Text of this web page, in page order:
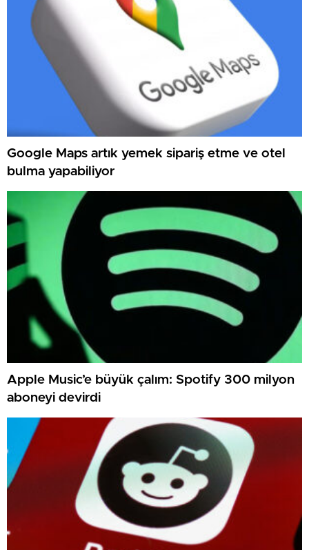
Google Maps artık yemek sipariş etme ve otel
bulma yapabiliyor
Apple Music’e büyük çalım: Spotify 300 milyon
aboneyi devirdi